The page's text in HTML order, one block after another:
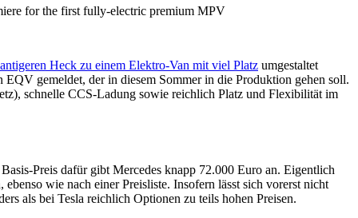
Heck zu einem Elektro-Van mit viel Platz umgestaltet
gemeldet, der in diesem Sommer in die Produktion gehen soll.
schnelle CCS-Ladung sowie reichlich Platz und Flexibilität im
Preis dafür gibt Mercedes knapp 72.000 Euro an. Eigentlich
wie nach einer Preisliste. Insofern lässt sich vorerst nicht
als bei Tesla reichlich Optionen zu teils hohen Preisen.